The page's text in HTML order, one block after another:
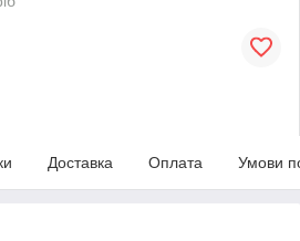
Доставка Оплата Умови